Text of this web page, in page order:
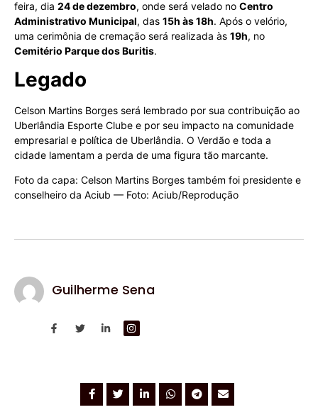
feira, dia 24 de dezembro, onde será velado no Centro
Administrativo Municipal, das 15h às 18h. Após o velório,
uma cerimônia de cremação será realizada às 19h, no
Cemitério Parque dos Buritis.
Legado
Celson Martins Borges será lembrado por sua contribuição ao
Uberlândia Esporte Clube e por seu impacto na comunidade
empresarial e política de Uberlândia. O Verdão e toda a
cidade lamentam a perda de uma figura tão marcante.
Foto da capa: Celson Martins Borges também foi presidente e
conselheiro da Aciub — Foto: Aciub/Reprodução
Guilherme Sena